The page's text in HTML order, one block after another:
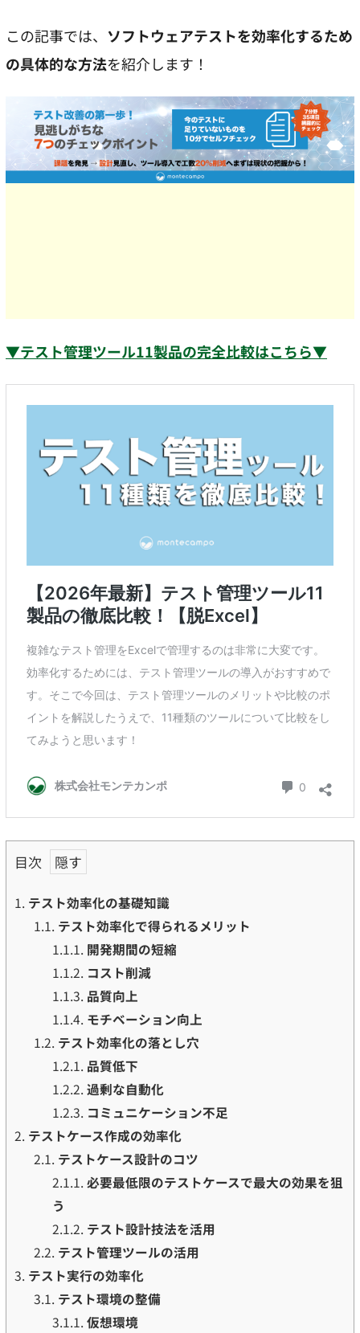
この記事では、 ソフトウェアテストを効率化するため
の具体的な方法を紹介します！
▼テスト管理ツール11製品の完全比較はこちら▼
目次
1. テスト効率化の基礎知識
1.1. テスト効率化で得られるメリット
1.1.1. 開発期間の短縮
1.1.2. コスト削減
1.1.3. 品質向上
1.1.4. モチベーション向上
1.2. テスト効率化の落とし穴
1.2.1. 品質低下
1.2.2.過剰な自動化
1.2.3. コミュニケーション不足
2. テストケース作成の効率化
2.1. テストケース設計のコツ
2.1.1.必要最低限のテストケースで最大の効果を狙
う
2.1.2. テスト設計技法を活用
2.2. テスト管理ツールの活用
3. テスト実行の効率化
3.1. テスト環境の整備
3.1.1.仮想環境